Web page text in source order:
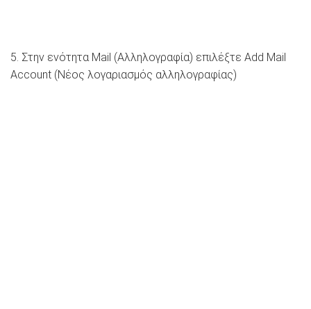
5. Στην ενότητα Mail (Αλληλογραφία) επιλέξτε Add Mail
Account (Νέος λογαριασμός αλληλογραφίας)